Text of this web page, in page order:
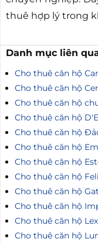
thuê hợp lý trong
Danh mục liên
Cho thuê căn hộ
Cho thuê căn hộ
Cho thuê căn hộ
Cho thuê căn hộ
Cho thuê căn hộ
Cho thuê căn hộ
Cho thuê căn hộ
Cho thuê căn hộ
Cho thuê căn hộ
Cho thuê căn hộ
Cho thuê căn hộ
Cho thuê căn hộ